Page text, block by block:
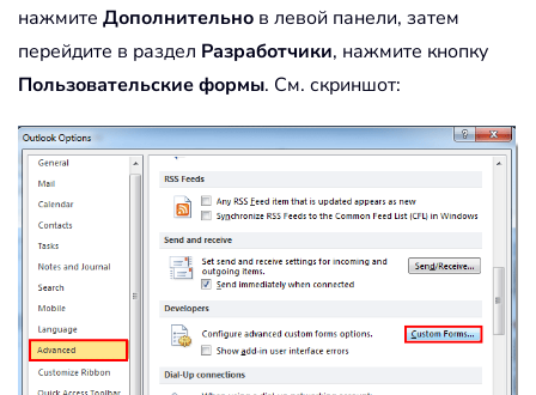
нажмите Дополнительно в левой панели, затем
перейдите в раздел Разработчики, нажмите кнопку
Пользовательские формы. См. скриншот: